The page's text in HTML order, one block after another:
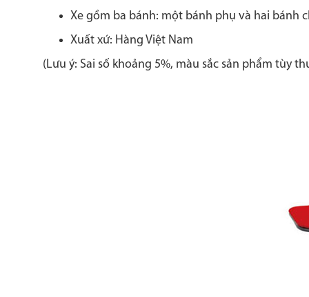
Xe gồm ba bánh: một bánh phụ và hai bánh
Xuất xứ: Hàng Việt Nam
(Lưu ý: Sai số khoảng 5%, màu sắc sản phẩm tùy